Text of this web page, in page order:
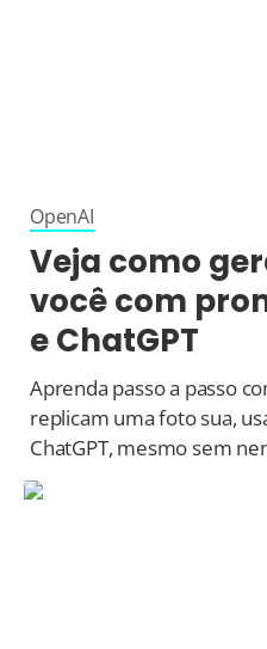
OpenAI
Veja como
você com
e ChatGPT
Aprenda passo a passo
replicam uma foto sua,
ChatGPT, mesmo sem